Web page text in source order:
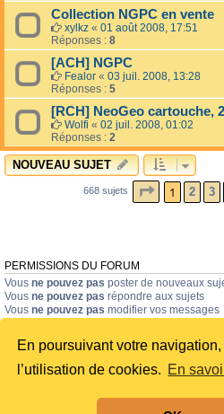
En poursuivant votre
l’utilisation de cookies. En
Collection NGPC en vente
xylkz « 01 août 2008, 17:51
Réponses : 8
[ACH] NGPC
Fealor « 03 juil. 2008, 13:28
Réponses : 5
[RCH] NeoGeo cartouche,
Wolfi « 02 juil. 2008, 01:02
Réponses : 2
NOUVEAU SUJET
668 sujets PAGE1 SUR
1 2 3
PERMISSIONS DU FORUM
Vous ne pouvez pas poster de nouveaux
Vous ne pouvez pas répondre aux sujets
Vous ne pouvez pas modifier vos messages
Vous
ne pouvez pas joindre des fichiers
Index du forum
Développé parphpBB® Forum